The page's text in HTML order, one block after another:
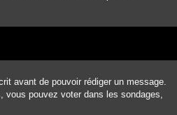
avant de pouvoir rédiger un message.
vous pouvez voter dans les sondages,